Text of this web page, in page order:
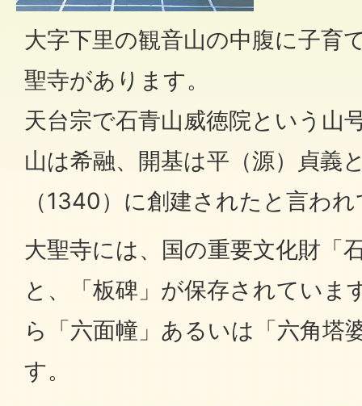
大字下里の観音山の中腹に子育
聖寺があります。
天台宗で石青山威徳院という山
山は希融、開基は平（源）貞義
（1340）に創建されたと言わ
大聖寺には、国の重要文化財「
と、「板碑」が保存されていま
ら「六面幢」あるいは「六角塔
す。